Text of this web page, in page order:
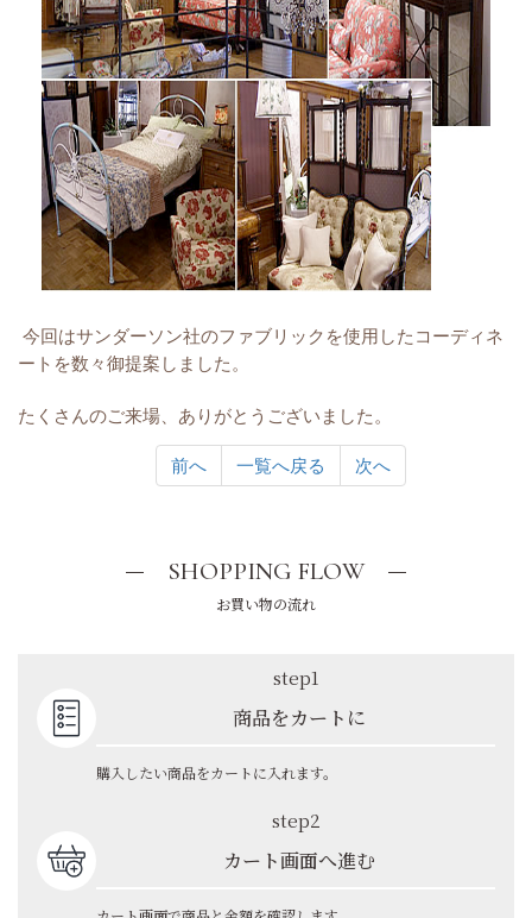
今回はサンダーソン社のファブリックを使用したコーディネ
ートを数々御提案しました。
たくさんのご来場、ありがとうございました。
前へ 一覧へ戻る 次へ
SHOPPING FLOW
お買い物の流れ
step1
商品をカートに
購入したい商品をカートに入れます。
step2
カート画面へ進む